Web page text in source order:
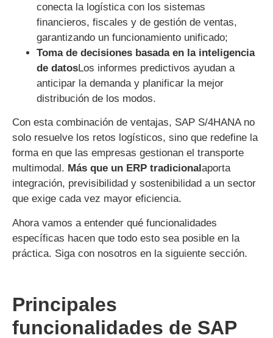
conecta la logística con los sistemas
financieros, fiscales y de gestión de ventas,
garantizando un funcionamiento unificado;
Toma de decisiones basada en la inteligencia
de datosLos informes predictivos ayudan a
anticipar la demanda y planificar la mejor
distribución de los modos.
Con esta combinación de ventajas, SAP S/4HANA no
solo resuelve los retos logísticos, sino que redefine la
forma en que las empresas gestionan el transporte
multimodal. Más que un ERP tradicional aporta
integración, previsibilidad y sostenibilidad a un sector
que exige cada vez mayor eficiencia.
Ahora vamos a entender qué funcionalidades
específicas hacen que todo esto sea posible en la
práctica. Siga con nosotros en la siguiente sección.
Principales
funcionalidades de SAP